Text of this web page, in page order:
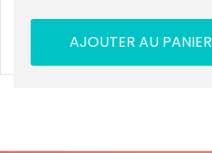
AJOUTER AU PANIER